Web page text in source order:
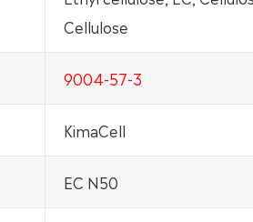
Cellulose
9004-57-3
KimaCell
EC N50